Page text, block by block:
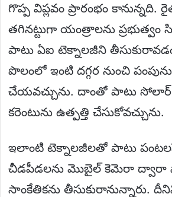
గొప్ప విప్లవం ప్రారంభం కానున్నది.
తగినట్టుగా యంత్రాలను
పాటు ఏఐ టెక్నాలజీని
పొలంలో ఇంటి దగ్గర నుంచి
చేయవచ్చును. దాంతో పాటు
కరెంటును ఉత్పత్తి చేసుకోవచ్చును.
ఇలాంటి టెక్నాలజీలతో పాటు
చీడపీడలను మొబైల్ కెమెరా ద్వారా
సాంకేతికను తీసుకురానున్నారు.